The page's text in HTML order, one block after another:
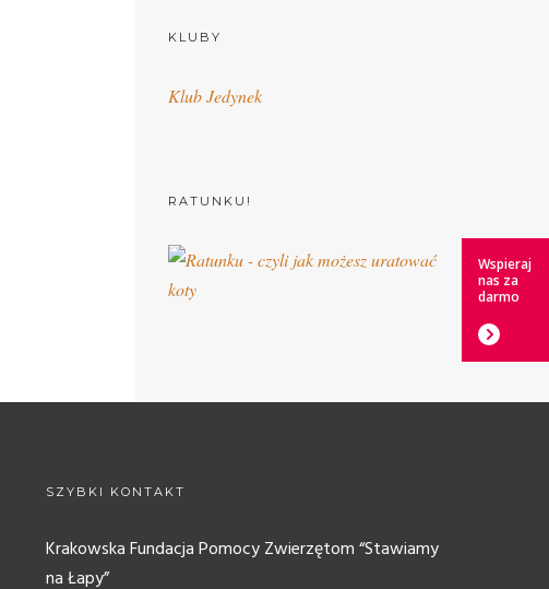
KLUBY
Klub Jedynek
RATUNKU!
SZYBKI KONTAKT
Krakowska Fundacja Pomocy Zwierzętom “Stawiamy
na Łapy”
Wspieraj
nas za
darmo